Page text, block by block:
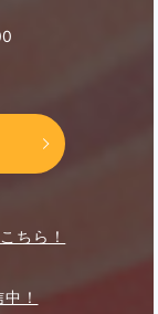
ちら！
！